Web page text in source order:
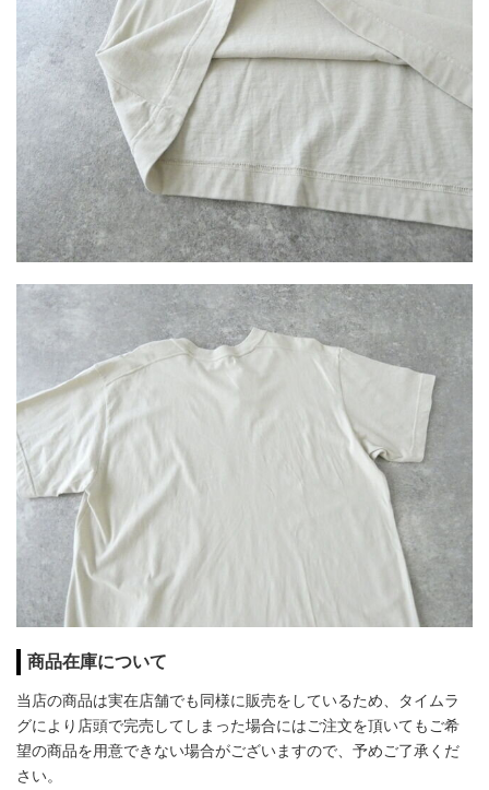
商品在庫について
当店の商品は実在店舗でも同様に販売をしているため、タイムラ
グにより店頭で完売してしまった場合にはご注文を頂いてもご希
望の商品を用意できない場合がございますので、予めご了承くだ
さい。